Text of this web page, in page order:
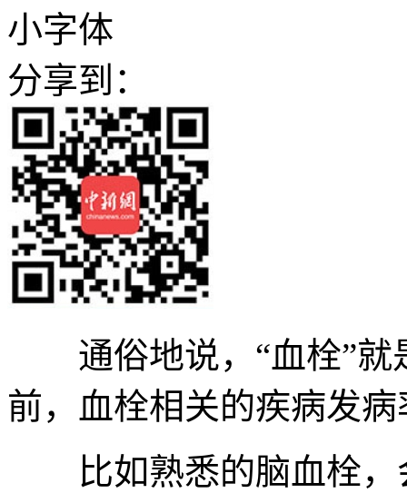
小字体
分享到：
通俗地说，“血栓”就
前，血栓相关的疾病发
比如熟悉的脑血栓，